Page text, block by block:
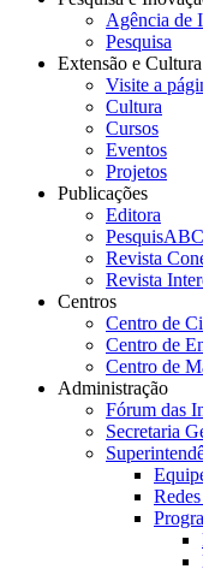
Agência de
Pesquisa
Extensão e Cultura
Visite a
Cultura
Cursos
Eventos
Projetos
Publicações
Editora
PesquisABC
Revista
Revista
Centros
Centro de
Centro de
Centro de
Administração
Fórum das
Secretaria